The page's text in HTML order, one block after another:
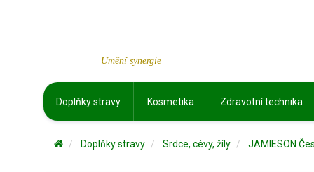
Umění synergie
Doplňky stravy Kosmetika Zdravotní technika
Doplňky stravy Srdce, cévy, žíly JAMIESON